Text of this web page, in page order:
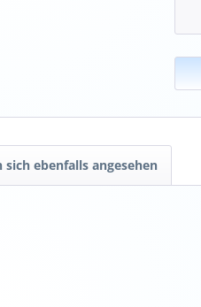
sich ebenfalls angesehen